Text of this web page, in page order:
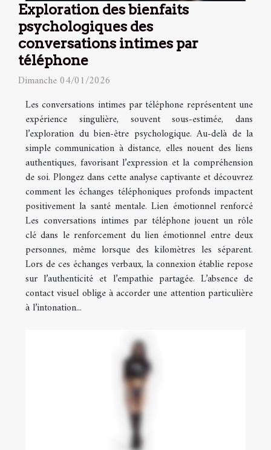
Exploration des bienfaits
psychologiques des
conversations intimes par
téléphone
Dimanche 04/01/2026
Les conversations intimes par téléphone représentent une
expérience singulière, souvent sous-estimée, dans
l’exploration du bien-être psychologique. Au-delà de la
simple communication à distance, elles nouent des liens
authentiques, favorisant l’expression et la compréhension
de soi. Plongez dans cette analyse captivante et découvrez
comment les échanges téléphoniques profonds impactent
positivement la santé mentale. Lien émotionnel renforcé
Les conversations intimes par téléphone jouent un rôle
clé dans le renforcement du lien émotionnel entre deux
personnes, même lorsque des kilomètres les séparent.
Lors de ces échanges verbaux, la connexion établie repose
sur l’authenticité et l’empathie partagée. L’absence de
contact visuel oblige à accorder une attention particulière
à l’intonation...